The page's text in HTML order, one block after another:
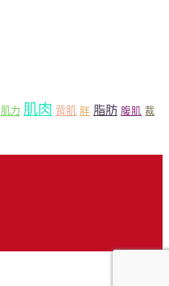
肌力 肌肉 背肌 胖 脂肪 腹肌 裁